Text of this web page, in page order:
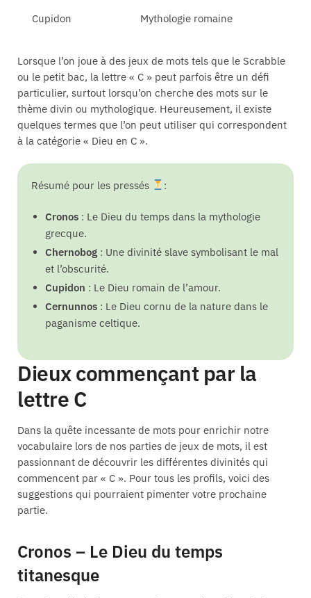
Cupidon Mythologie romaine
Lorsque l’on joue à des jeux de mots tels que le Scrabble
ou le petit bac, la lettre « C » peut parfois être un défi
particulier, surtout lorsqu’on cherche des mots sur le
thème divin ou mythologique. Heureusement, il existe
quelques termes que l’on peut utiliser qui correspondent
à la catégorie « Dieu en C ».
Résumé pour les pressés :
Cronos : Le Dieu du temps dans la mythologie
grecque.
Chernobog : Une divinité slave symbolisant le mal
et l’obscurité.
Cupidon : Le Dieu romain de l’amour.
Cernunnos : Le Dieu cornu de la nature dans le
paganisme celtique.
Dieux commençant par la
lettre C
Dans la quête incessante de mots pour enrichir notre
vocabulaire lors de nos parties de jeux de mots, il est
passionnant de découvrir les différentes divinités qui
commencent par « C ». Pour tous les profils, voici des
suggestions qui pourraient pimenter votre prochaine
partie.
Cronos – Le Dieu du temps
titanesque